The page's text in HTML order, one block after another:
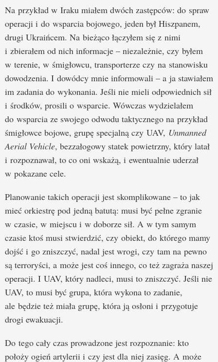
Na przykład w Iraku miałem dwóch zastępców: do spraw
operacji i do wsparcia bojowego, jeden był Hiszpanem,
drugi Ukraińcem. Na bieżąco łączyłem się z nimi
i zbierałem od nich informacje – niezależnie, czy byłem
w terenie, w śmigłowcu, transporterze czy na stanowisku
dowodzenia. I dowódcy mnie informowali – a ja stawiałem
im zadania do wykonania. Jeśli nie mieli odpowiednich sił
i środków, prosili o wsparcie. Wówczas wydzielałem
do wsparcia ze swojego odwodu taktycznego na przykład
śmigłowce bojowe, grupę specjalną czy UAV, Unmanned
Aerial Vehicle, bezzałogowy statek powietrzny, który latał
i rozpoznawał, to co oni wskażą, i ewentualnie uderzał
w pokazane cele.
Planowanie takich operacji jest skomplikowane – to jak
mieć orkiestrę pod jedną batutą: musi być pełne zgranie
w czasie, w miejscu i w doborze sił. A w tym samym
czasie ktoś musi stwierdzić, czy obiekt, do którego mamy
dojść i go zniszczyć, nadal jest wrogi, czy tam na pewno
są terroryści, a może jest coś innego, co też zagraża naszej
operacji. I UAV, który nadleci, musi to zniszczyć. Jeśli nie
UAV, to musi być grupa, która wykona to zadanie,
ale będzie też miała grupę, która ją osłoni i przygotuje
drogi ewakuacji.
Do tego cały czas prowadzone jest rozpoznanie: kto
położy ogień artylerii i czy jest dla niej zasięg. A może